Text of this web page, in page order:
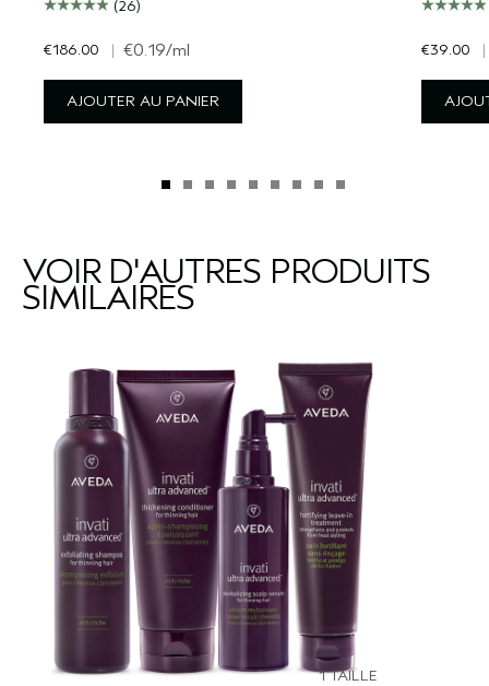
(26)
€186.00 | €0.19/ml
AJOUTER AU PANIER
€39.00 |
VOIR D'AUTRES PRODUITS
SIMILAIRES
1 TAILLE